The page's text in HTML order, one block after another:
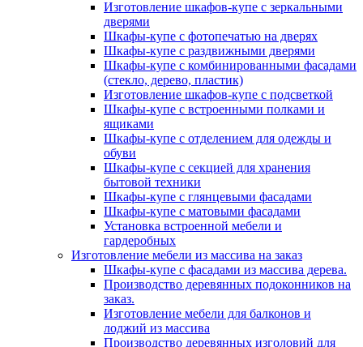
Изготовление шкафов-купе с зеркальными
дверями
Шкафы-купе с фотопечатью на дверях
Шкафы-купе с раздвижными дверями
Шкафы-купе с комбинированными фасадами
(стекло, дерево, пластик)
Изготовление шкафов-купе с подсветкой
Шкафы-купе с встроенными полками и
ящиками
Шкафы-купе с отделением для одежды и
обуви
Шкафы-купе с секцией для хранения
бытовой техники
Шкафы-купе с глянцевыми фасадами
Шкафы-купе с матовыми фасадами
Установка встроенной мебели и
гардеробных
Изготовление мебели из массива на заказ
Шкафы-купе с фасадами из массива дерева.
Производство деревянных подоконников на
заказ.
Изготовление мебели для балконов и
лоджий из массива
Производство деревянных изголовий для